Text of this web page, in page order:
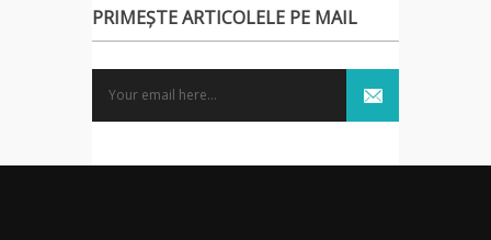
PRIMEȘTE ARTICOLELE PE MAIL